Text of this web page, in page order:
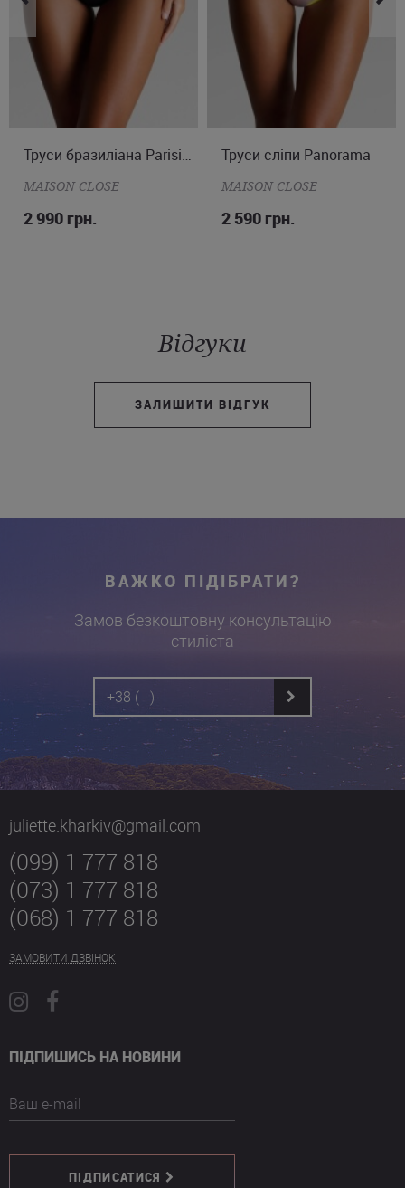
M Труси бразиліана Parisienne
MAISON CLOSE
2 990 грн.
S
Труси сліпи Panorama
MAISON CLOSE
2 590 грн.
Відгуки
ЗАЛИШИТИ ВІДГУК
ВАЖКО ПІДІБРАТИ?
Замов безкоштовну консультацію
стиліста
juliette.kharkiv@gmail.com
(099) 1 777 818
(073) 1 777 818
(068) 1 777 818
ЗАМОВИТИ ДЗВІНОК
ПІДПИШИСЬ НА НОВИНИ
Ваш e-mail
ПІДПИСАТИСЯ